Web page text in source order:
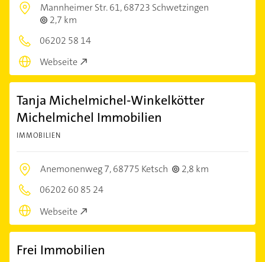
Mannheimer Str. 61,68723 Schwetzingen
2,7 km
06202 58 14
Webseite
Tanja Michelmichel-Winkelkötter
Michelmichel Immobilien
IMMOBILIEN
Anemonenweg 7,68775 Ketsch
2,8 km
06202 60 85 24
Webseite
Frei Immobilien